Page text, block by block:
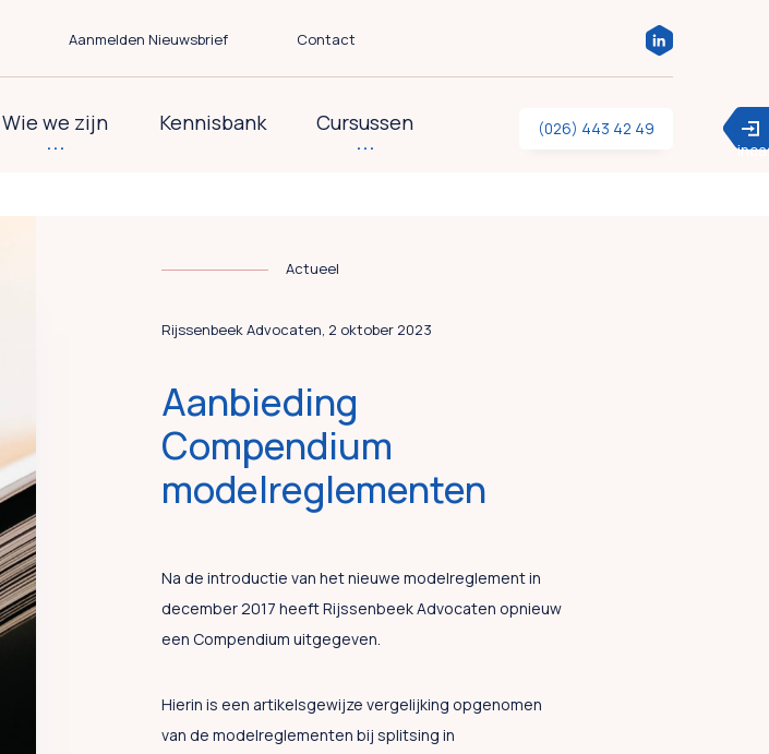
Aanmelden Nieuwsbrief Contact
Wie we zijn Kennisbank Cursussen (026) 443 42 49
Actueel
Rijssenbeek Advocaten, 2 oktober 2023
Aanbieding
Compendium
modelreglementen
Na de introductie van het nieuwe modelreglement in
december 2017 heeft Rijssenbeek Advocaten opnieuw
een Compendium uitgegeven.
Hierin is een artikelsgewijze vergelijking opgenomen
van de modelreglementen bij splitsing in